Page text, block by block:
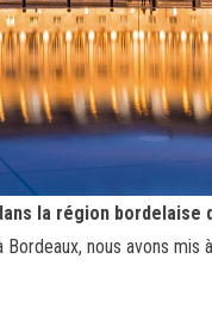
la région bordelaise
nous avons mis